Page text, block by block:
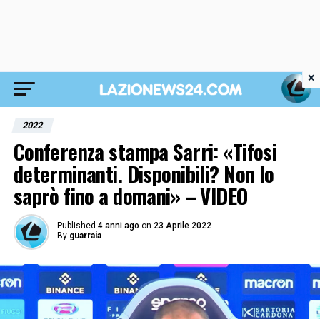
2022
Conferenza stampa Sarri: «Tifosi
determinanti. Disponibili? Non lo
saprò fino a domani» – VIDEO
Published 4 anni ago on 23 Aprile 2022
By guarraia
×